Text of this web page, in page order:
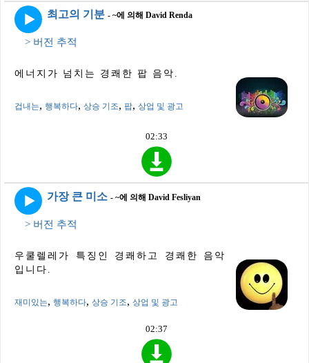
최고의 기분 - ~에 의해 David Renda
> 버전 추적
에너지가 넘치는 경쾌한 팝 음악.
겁내는, 행복하다, 상승 기조, 팝, 상업 및 광고
02:33
가장 큰 미소 - ~에 의해 David Fesliyan
> 버전 추적
우쿨렐레가 특징인 경쾌하고 경쾌한 음악
입니다.
재미있는, 행복하다, 상승 기조, 상업 및 광고
02:37